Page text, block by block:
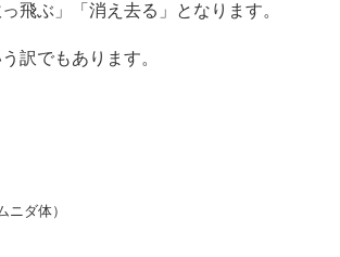
飛ぶ」「消え去る」となります。
訳でもあります。
ニダ体）